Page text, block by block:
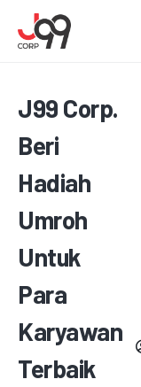
J99 Corp.
Beri
Hadiah
Umroh
Untuk
Para
Karyawan
Terbaik